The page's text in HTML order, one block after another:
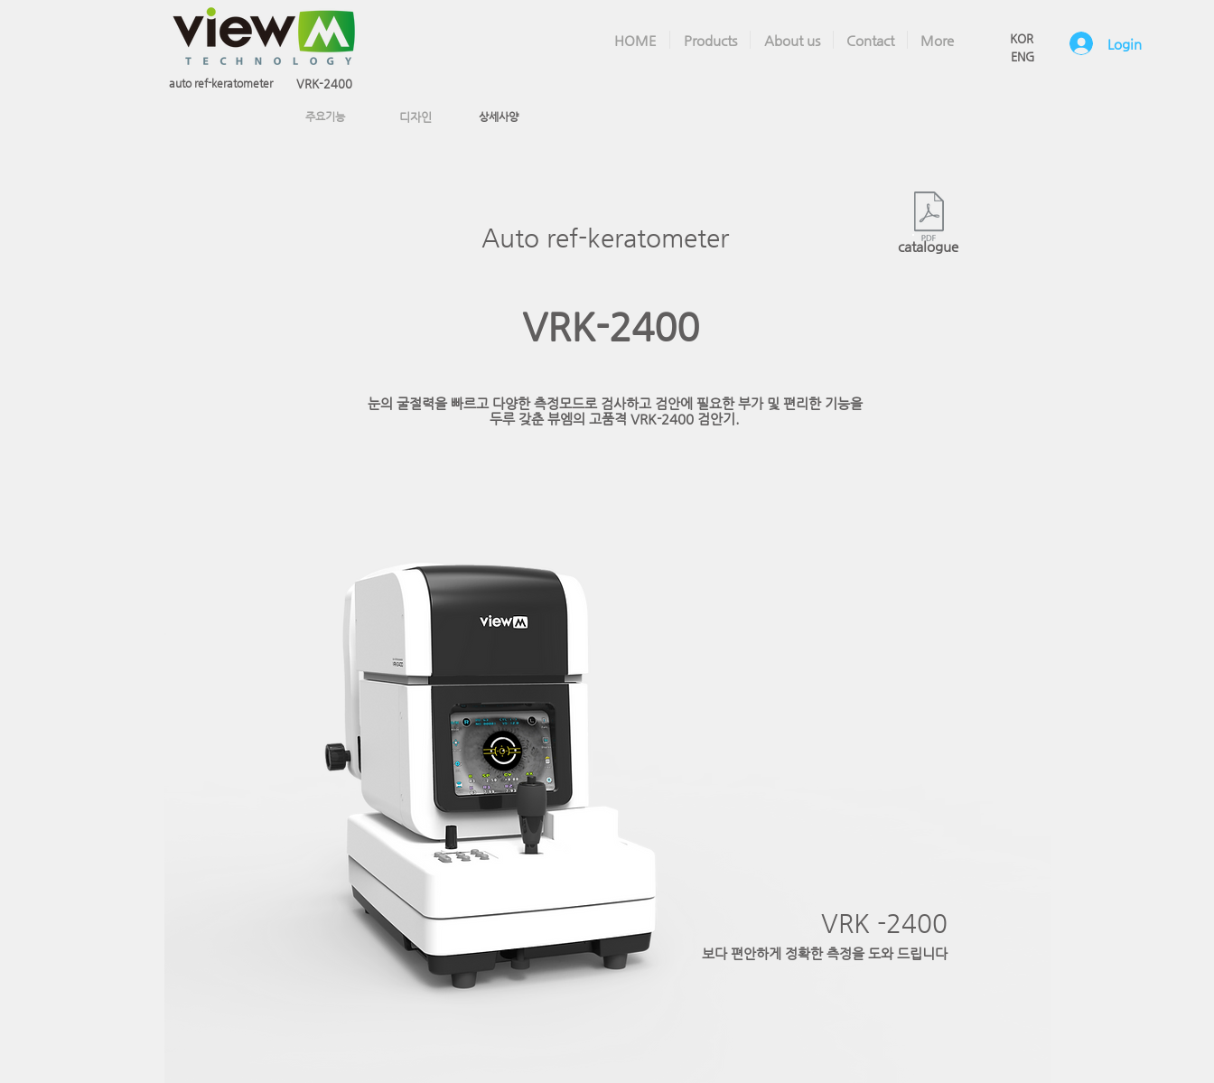
KOR
ENG
Login
HOME Products About us Contact More
auto ref-keratometer VRK-2400
디자인 상세사양
주요기능
Auto ref-keratometer catalogue
VRK-2400
VRK -2400
보다 편안하게 정확한 측정을 도와 드립니다
눈의 굴절력을 빠르고 다양한 측정모드로 검사하고 검안에 필요한 부가 및 편리한 기능을
두루 갖춘 뷰엠의 고품격 VRK-2400 검안기.